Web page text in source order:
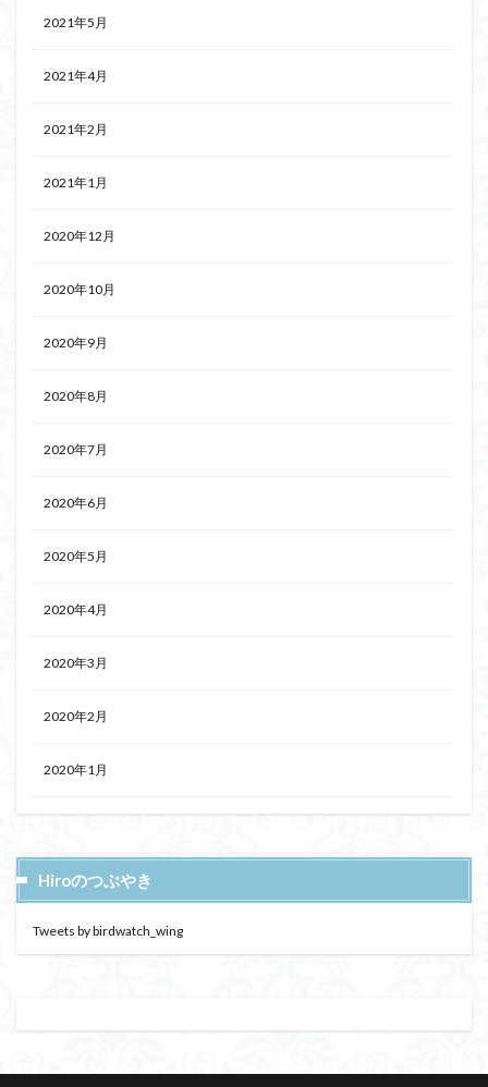
2021年5月
2021年4月
2021年2月
2021年1月
2020年12月
2020年10月
2020年9月
2020年8月
2020年7月
2020年6月
2020年5月
2020年4月
2020年3月
2020年2月
2020年1月
Hiroのつぶやき
Tweets by birdwatch_wing